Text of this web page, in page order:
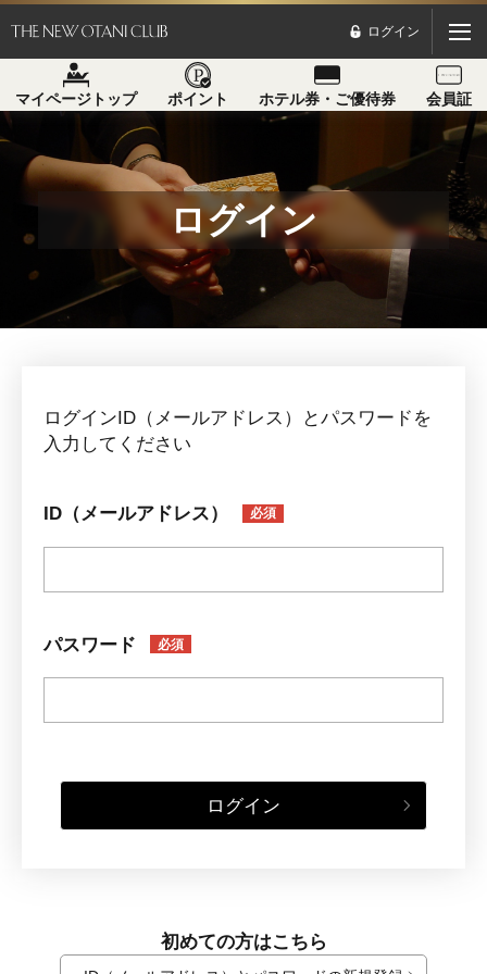
ログイン
マイページトップ ポイント ホテル券・ご優待券 会員証
ログイン
ログインID（メールアドレス）とパスワードを
入力してください
ID（メールアドレス） 必須
パスワード 必須
ログイン
初めての方はこちら